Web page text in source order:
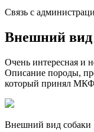
Связь с
Внешний вид
Очень интересная и
Описание породы,
который принял
Внешний вид собаки